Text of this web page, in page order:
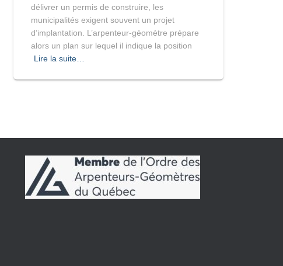
délivrer un permis de construire, les
municipalités exigent souvent un projet
d’implantation. L’arpenteur-géomètre prépare
alors un plan sur lequel il indique la position
Lire la suite…